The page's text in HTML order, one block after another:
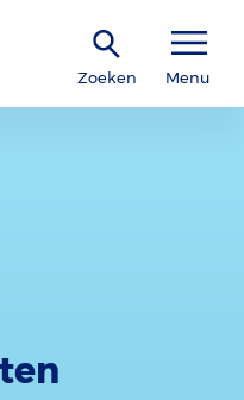
Zoeken Menu